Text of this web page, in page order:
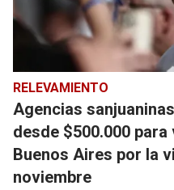
RELEVAMIENTO
Agencias
desde $500.000
Buenos Aires por la
noviembre